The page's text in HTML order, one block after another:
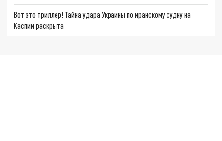
Вот это триллер! Тайна удара Украины по иранскому судну на
Каспии раскрыта